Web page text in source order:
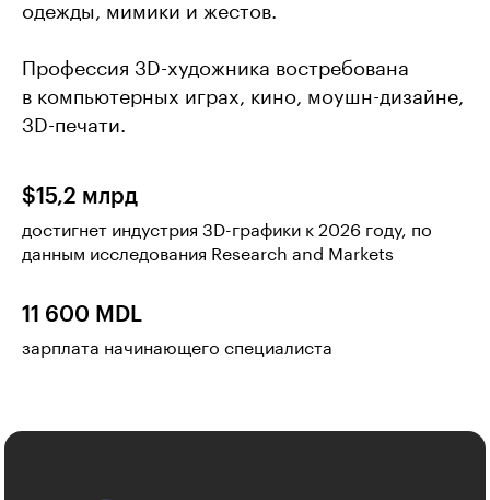
одежды, мимики и жестов.
Профессия 3D-художника востребована
в компьютерных играх, кино, моушн-дизайне,
3D-печати.
$15,2 млрд
достигнет индустрия 3D-графики к 2026 году, по
данным исследования Research and Markets
11 600 MDL
зарплата начинающего специалиста